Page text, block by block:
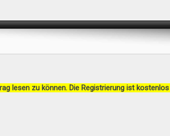
lesen zu können. Die Registrierung ist